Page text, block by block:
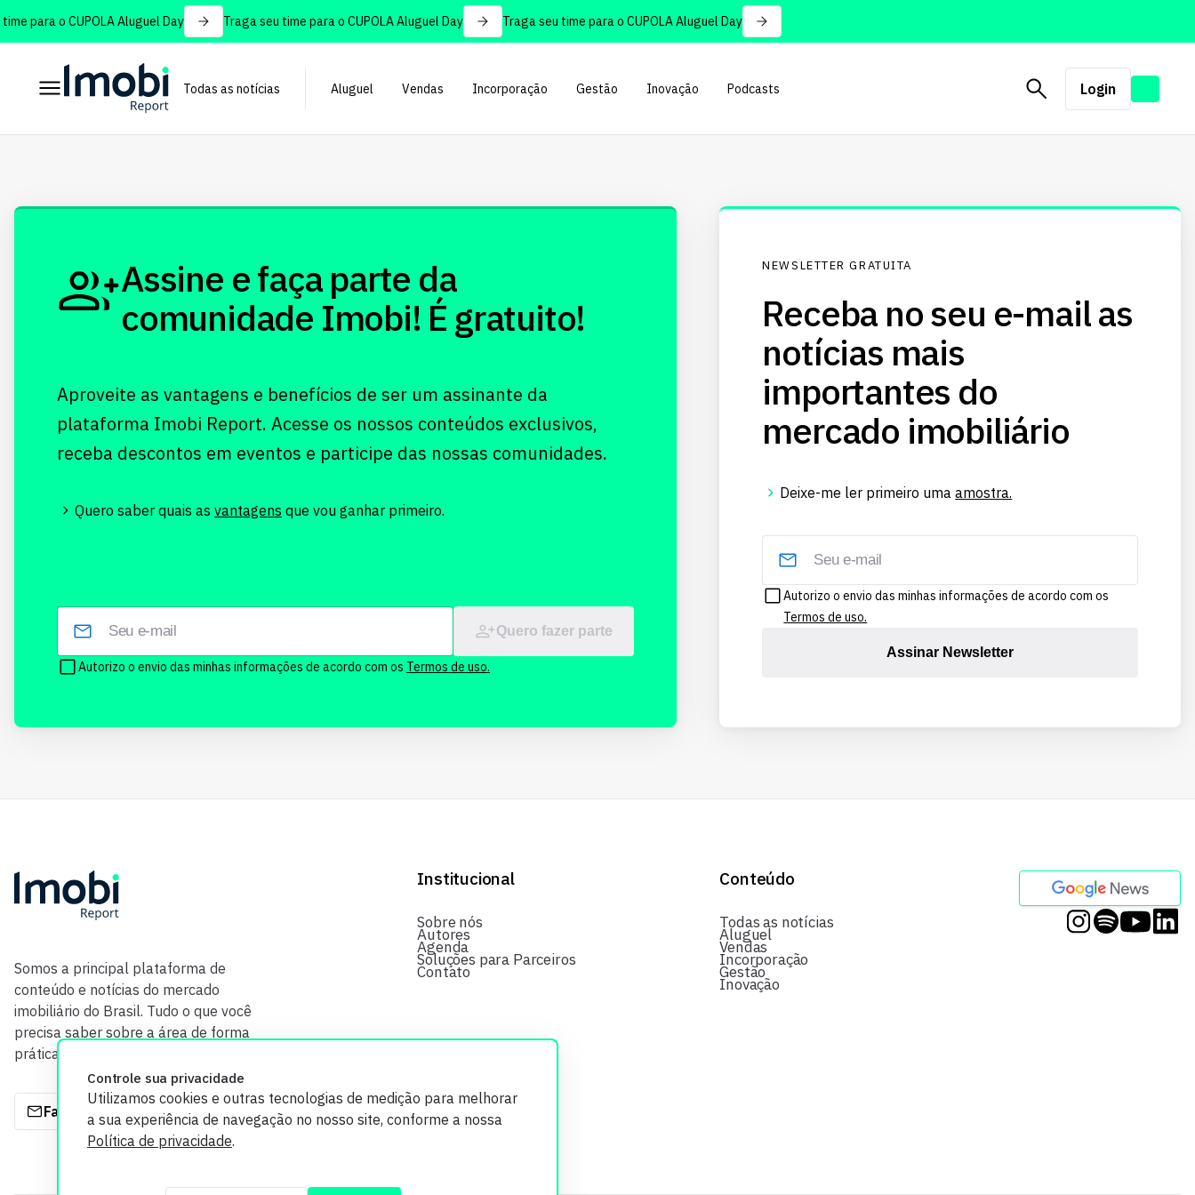
para o CUPOLA Aluguel Day Traga seu time para o CUPOLA Aluguel Day Traga seu time para o CUPOLA Aluguel Day
Todas as notícias Aluguel Vendas Incorporação Gestão Inovação Podcasts Login
Controle sua privacidade
Utilizamos cookies e outras tecnologias de medição para melhorar
a sua experiência de navegação no nosso site, conforme a nossa
Política de privacidade.
Assine e faça parte da
comunidade Imobi! É gratuito!
Aproveite as vantagens e benefícios de ser um assinante da
plataforma Imobi Report. Acesse os nossos conteúdos exclusivos,
receba descontos em eventos e participe das nossas comunidades.
Quero saber quais as vantagens que vou ganhar primeiro.
Quero fazer parte
Autorizo o envio das minhas informações de acordo com os Termos de uso.
NEWSLETTER GRATUITA
Receba no seu e-mail as
notícias mais
importantes do
mercado imobiliário
Deixe-me ler primeiro umaamostra.
Autorizo o envio das minhas informações de acordo com os
Termos de uso.
Assinar Newsletter
Somos a principal plataforma de
conteúdo e notícias do mercado
imobiliário do Brasil. Tudo o que você
precisa saber sobre a área de forma
prática e com credibilidade.
Fale com a gente
Institucional
Sobre nós
Autores
Agenda
Soluções para Parceiros
Contato
Conteúdo
Todas as notícias
Aluguel
Vendas
Incorporação
Gestão
Inovação